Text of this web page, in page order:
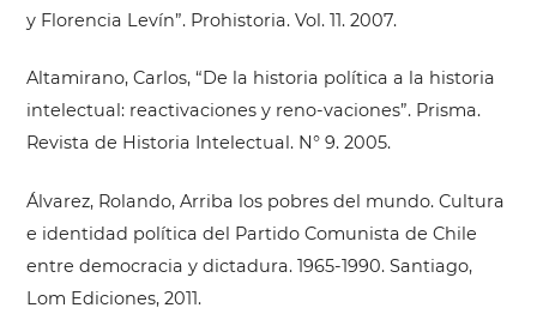
y Florencia Levín”. Prohistoria. Vol. 11. 2007.
Altamirano, Carlos, “De la historia política a la historia
intelectual: reactivaciones y reno-vaciones”. Prisma.
Revista de Historia Intelectual. N° 9. 2005.
Álvarez, Rolando, Arriba los pobres del mundo. Cultura
e identidad política del Partido Comunista de Chile
entre democracia y dictadura. 1965-1990. Santiago,
Lom Ediciones, 2011.